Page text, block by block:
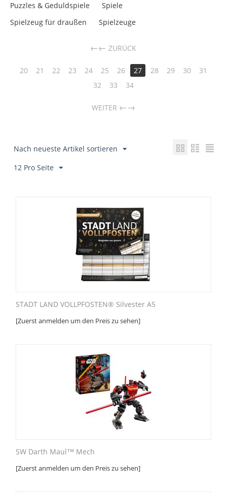
Puzzles & Geduldspiele
Spiele
Spielzeug für draußen
Spielzeuge
← ZURÜCK
20 21 22 23 24 25 26 27 28 29 30
31
32
33 34
WEITER →
Nach neueste Artikel sortieren
12 Pro Seite
STADT LAND VOLLPFOSTEN® Silvester A5
[Zuerst anmelden um den Preis zu sehen]
SW Darth Maul™ Mech
[Zuerst anmelden um den Preis zu sehen]